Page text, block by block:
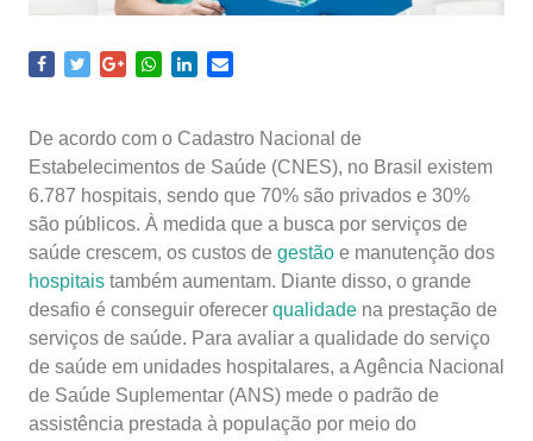
De acordo com o Cadastro Nacional de
Estabelecimentos de Saúde (CNES), no Brasil existem
6.787 hospitais, sendo que 70% são privados e 30%
são públicos. À medida que a busca por serviços de
saúde crescem, os custos de gestão e manutenção dos
hospitais também aumentam. Diante disso, o grande
desafio é conseguir oferecer qualidade na prestação de
serviços de saúde. Para avaliar a qualidade do serviço
de saúde em unidades hospitalares, a Agência Nacional
de Saúde Suplementar (ANS) mede o padrão de
assistência prestada à população por meio do